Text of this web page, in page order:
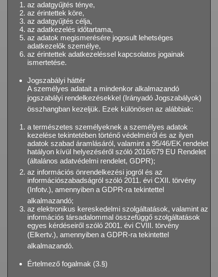
az adatgyűjtés ténye,
az érintettek köre,
az adatgyűjtés célja,
az adatkezelés időtartama,
az adatok megismerésére jogosult lehetséges
adatkezelők személye,
az érintettek adatkezeléssel kapcsolatos jogainak
ismertetése.
Jogszabályi háttér
A személyes adatait a mindenkor alkalmazandó
jogszabályi rendelkezésekkel (Irányadó Jogszabályok)
összhangban kezeljük. Ezek különösen az alábbiak:
a természetes személyeknek a személyes adatok
kezelése tekintetében történő védelméről és az ilyen
adatok szabad áramlásáról, valamint a 95/46/EK rendelet
hatályon kívül helyezéséről szóló 2016/679 EU Rendelet
(általános adatvédelmi rendelet, GDPR);
az információs önrendelkezési jogról és az
információszabadságról szóló 2011. évi CXII. törvény
(Infotv.), amennyiben a GDPR-ra tekintettel
alkalmazandó;
az elektronikus kereskedelmi szolgáltatások, valamint az
információs társadalommal összefüggő szolgáltatások
egyes kérdéseiről szóló 2001. évi CVIII. törvény
(Elkertv.), amennyiben a GDPR-ra tekintettel
alkalmazandó.
Értelmező fogalmak (3.§)